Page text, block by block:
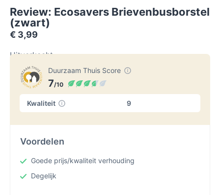
Review: Ecosavers Brievenbusborstel
(zwart)
€ 3,99
Uitverkocht
Duurzaam Thuis Score
7/10
Kwaliteit 9
Voordelen
Goede prijs/kwaliteit verhouding
Degelijk